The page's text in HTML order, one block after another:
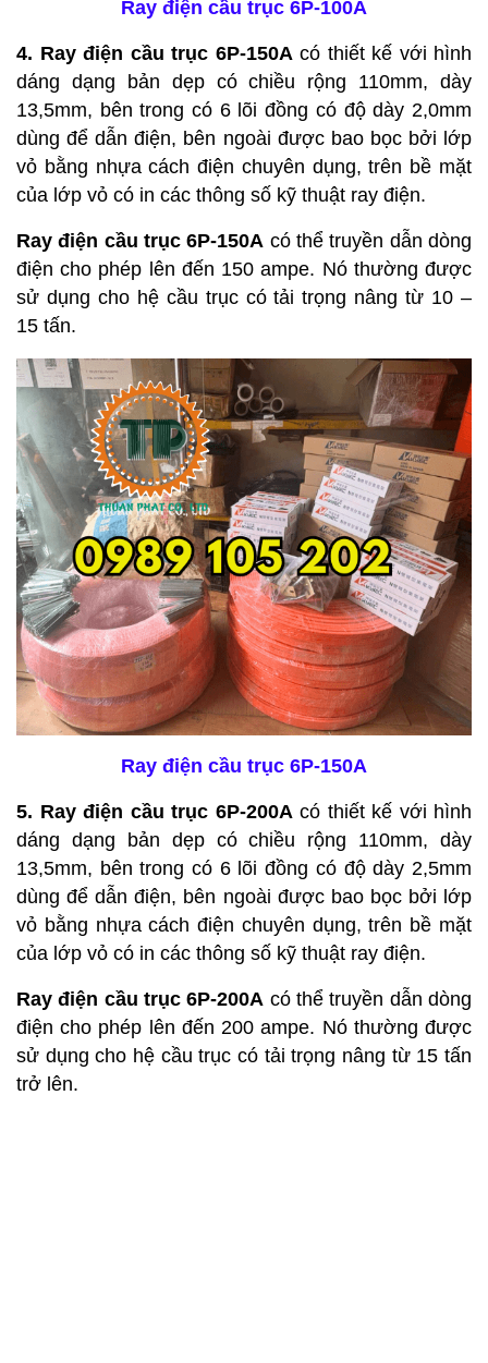
Ray điện cầu trục 6P-100A
4. Ray điện cầu trục 6P-150Acó thiết kế với hình
dáng dạng bản dẹp có chiều rộng 110mm, dày
13,5mm, bên trong có 6 lõi đồng có độ dày 2,0mm
dùng để dẫn điện, bên ngoài được bao bọc bởi lớp
vỏ bằng nhựa cách điện chuyên dụng, trên bề mặt
của lớp vỏ có in các thông số kỹ thuật ray điện.
Ray điện cầu trục 6P-150A có thể truyền dẫn dòng
điện cho phép lên đến 150 ampe. Nó thường được
sử dụng cho hệ cầu trục có tải trọng nâng từ 10 –
15 tấn.
Ray điện cầu trục 6P-150A
5. Ray điện cầu trục 6P-200A có thiết kế với hình
dáng dạng bản dẹp có chiều rộng 110mm, dày
13,5mm, bên trong có 6 lõi đồng có độ dày 2,5mm
dùng để dẫn điện, bên ngoài được bao bọc bởi lớp
vỏ bằng nhựa cách điện chuyên dụng, trên bề mặt
của lớp vỏ có in các thông số kỹ thuật ray điện.
Ray điện cầu trục 6P-200A có thể truyền dẫn dòng
điện cho phép lên đến 200 ampe. Nó thường được
sử dụng cho hệ cầu trục có tải trọng nâng từ 15 tấn
trở lên.